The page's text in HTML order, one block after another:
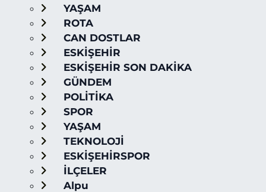
YAŞAM
ROTA
CAN DOSTLAR
ESKİŞEHİR
ESKİŞEHİR SON DAKİKA
GÜNDEM
POLİTİKA
SPOR
YAŞAM
TEKNOLOJİ
ESKİŞEHİRSPOR
İLÇELER
Alpu